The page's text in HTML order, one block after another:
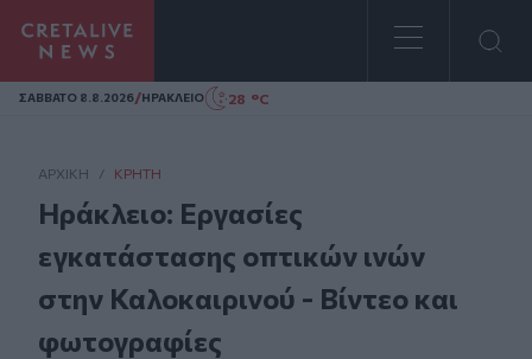
Homepage
ΣAΒΒΑΤΟ 8.8.2026/ΗΡΑΚΛΕΙΟ 28 °C
ΑΡΧΙΚΗ / ΚΡΉΤΗ
Ηράκλειο: Εργασίες
εγκατάστασης οπτικών ινών
στην Καλοκαιρινού - Βίντεο και
φωτογραφίες